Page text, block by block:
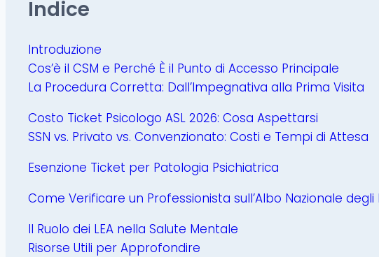
Indice
Introduzione
Cos’è il CSM e Perché È il Punto di Accesso Principale
La Procedura Corretta: Dall’Impegnativa alla Prima Visita
Costo Ticket Psicologo ASL 2026: Cosa Aspettarsi
SSN vs. Privato vs. Convenzionato: Costi e Tempi di Attesa
Esenzione Ticket per Patologia Psichiatrica
Come Verificare un Professionista sull’Albo Nazionale degli
Il Ruolo dei LEA nella Salute Mentale
Risorse Utili per Approfondire